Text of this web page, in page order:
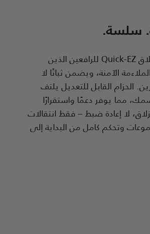
سلسة.
صُمم نظام الإغلاق Quick-EZ للرافعين الذين
الآمنة، ويضمن ثباتًا لا
الحزام القابل للتعديل يلتف
مما يوفر دعمًا واستقرارًا
لا إعادة ضبط – فقط انتقالات
وتحكم كامل من البداية إلى